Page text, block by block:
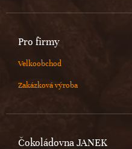
Pro firmy
Velkoobchod
Zakázková výroba
Čokoládovna JANEK